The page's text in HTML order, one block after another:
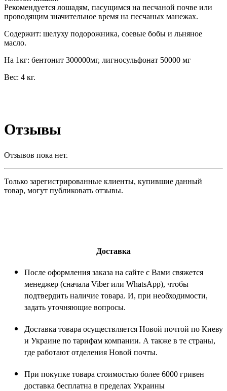
Рекомендуется лошадям, пасущимся на песчаной почве или
проводящим значительное время на песчаных манежах.
Содержит: шелуху подорожника, соевые бобы и льняное
масло.
На 1кг: бентонит 300000мг, лигносульфонат 50000 мг
Вес: 4 кг.
Отзывы
Отзывов пока нет.
Только зарегистрированные клиенты, купившие данный
товар, могут публиковать отзывы.
Доставка
После оформления заказа на сайте с Вами свяжется
менеджер (сначала Viber или WhatsApp), чтобы
подтвердить наличие товара. И, при необходимости,
задать уточняющие вопросы.
Доставка товара осуществляется Новой почтой по Киеву
и Украине по тарифам компании. А также в те страны,
где работают отделения Новой почты.
При покупке товара стоимостью более 6000 гривен
доставка бесплатна в пределах Украины